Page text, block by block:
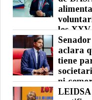
los XXV
Centroamericanos
Santo Domingo 2026
Posted on 07 Aug 2026 - 0
aclara
tiene
ni
Posted on 07 Aug 2026 - 0